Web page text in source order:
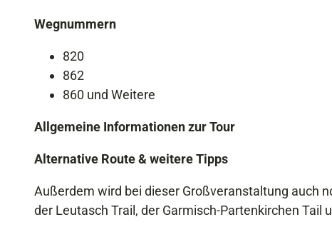
Wegnummern
820
862
860 und Weitere
Allgemeine Informationen zur Tour
Alternative Route & weitere Tipps
Außerdem wird bei dieser Großveranstaltung auch
der Leutasch Trail, der Garmisch-Partenkirchen Tail